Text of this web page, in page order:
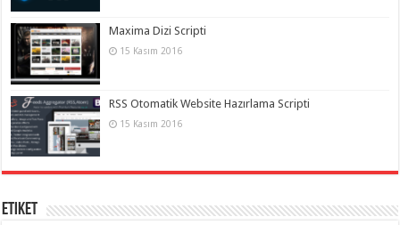
Maxima Dizi Scripti
15 Kasım 2016
RSS Otomatik Website Hazırlama Scripti
15 Kasım 2016
Etiket